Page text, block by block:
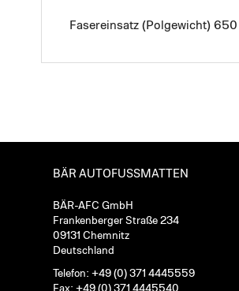
Fasereinsatz (Polgewicht)
BÄR AUTOFUSSMATTEN
BÄR-AFC GmbH
Frankenberger Straße 234
09131 Chemnitz
Deutschland
Telefon: +49 (0) 371 4445559
Fax: +49 (0) 371 4445540